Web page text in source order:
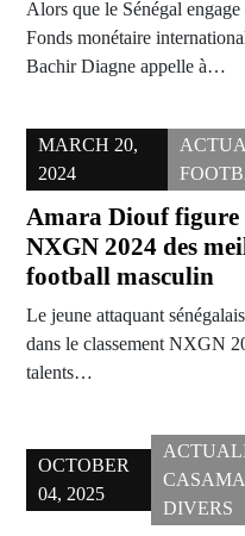
Alors que le Sénégal
Fonds monétaire
Bachir Diagne appelle à…
MARCH 20,
2024
Amara Diouf figure
NXGN 2024 des
football masculin
Le jeune attaquant
dans le classement NXGN
talents…
OCTOBER
04, 2025
DIVERS